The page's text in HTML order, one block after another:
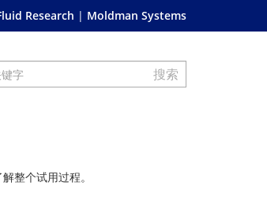
Research Moldman Systems
整个试用过程。